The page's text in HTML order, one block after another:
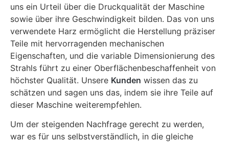
uns ein Urteil über die Druckqualität der Maschine
sowie über ihre Geschwindigkeit bilden. Das von uns
verwendete Harz ermöglicht die Herstellung präziser
Teile mit hervorragenden mechanischen
Eigenschaften, und die variable Dimensionierung des
Strahls führt zu einer Oberflächenbeschaffenheit von
höchster Qualität. Unsere Kunden wissen das zu
schätzen und sagen uns das, indem sie ihre Teile auf
dieser Maschine weiterempfehlen.
Um der steigenden Nachfrage gerecht zu werden,
war es für uns selbstverständlich, in die gleiche